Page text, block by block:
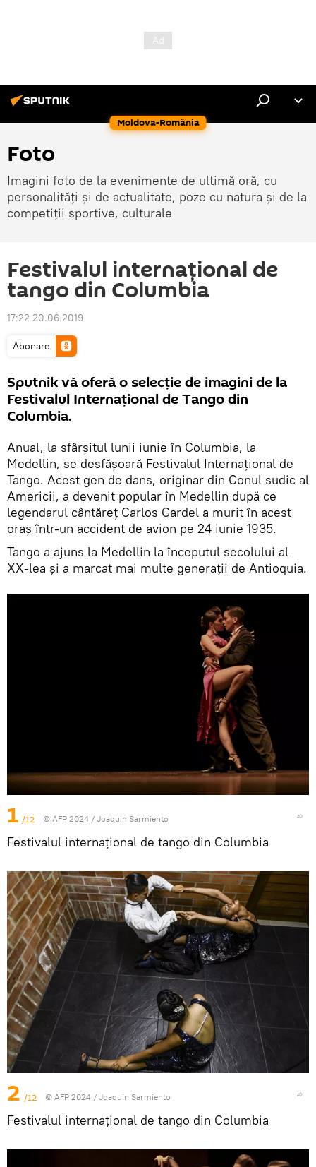
Moldova-România
Foto
Imagini foto de la evenimente de ultimă oră, cu
personalități și de actualitate, poze cu natura și de la
competiții sportive, culturale
Festivalul internațional de
tango din Columbia
17:22 20.06.2019
Abonare
Sputnik vă oferă o selecție de imagini de la
Festivalul Internațional de Tango din
Columbia.
Anual, la sfârșitul lunii iunie în Columbia, la
Medellin, se desfășoară Festivalul Internațional de
Tango. Acest gen de dans, originar din Conul sudic al
Americii, a devenit popular în Medellin după ce
legendarul cântăreț Carlos Gardel a murit în acest
oraș într-un accident de avion pe 24 iunie 1935.
Tango a ajuns la Medellin la începutul secolului al
XX-lea și a marcat mai multe generații de Antioquia.
1 /12 © AFP 2024 / Joaquin Sarmiento
Festivalul internațional de tango din Columbia
2 /12 © AFP 2024 / Joaquin Sarmiento
Festivalul internațional de tango din Columbia